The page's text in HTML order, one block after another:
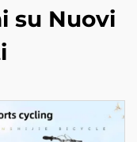
su Nuovi